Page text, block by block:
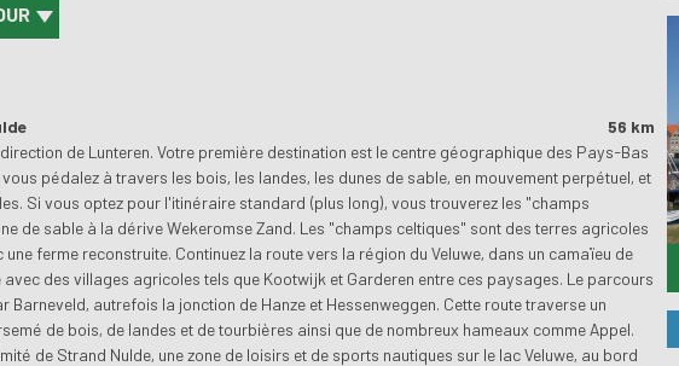
56 km
de Lunteren. Votre première destination est le centre géographique des Pays-Bas
pédalez à travers les bois, les landes, les dunes de sable, en mouvement perpétuel, et
Si vous optez pour l'itinéraire standard (plus long), vous trouverez les "champs
de sable à la dérive Wekeromse Zand. Les "champs celtiques" sont des terres agricoles
ferme reconstruite. Continuez la route vers la région du Veluwe, dans un camaïeu de
des villages agricoles tels que Kootwijk et Garderen entre ces paysages. Le parcours
Barneveld, autrefois la jonction de Hanze et Hessenweggen. Cette route traverse un
de bois, de landes et de tourbières ainsi que de nombreux hameaux comme Appel.
de Strand Nulde, une zone de loisirs et de sports nautiques sur le lac Veluwe, au bord